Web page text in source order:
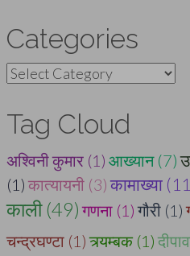
Categories
Categories
Tag Cloud
अश्विनी कुमार (1) आख्यान (7)
(1) कात्यायनी (3) कामाख्या
काली (49) गणना (1) गौरी (1)
चन्द्रघण्टा (1) त्र्यम्बक (1)